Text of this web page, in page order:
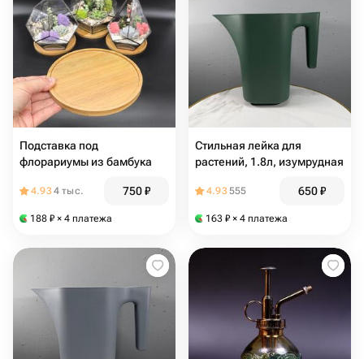
Подставка под
флорариумы из бамбука
4.934 тыс. 750₽
188 ₽ × 4 платежа
Стильная лейка для
растений, 1.8л, изумрудная
4.93555 650₽
163 ₽ × 4 платежа